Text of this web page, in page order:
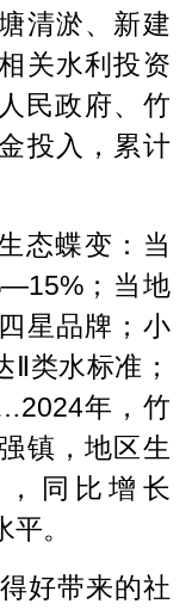
清淤、新建
关水利投资
民政府、竹
投入，累计
态蝶变：当
；当地
星品牌；小
类水标准；
年，竹
镇，地区生
同比增长
。
好带来的社